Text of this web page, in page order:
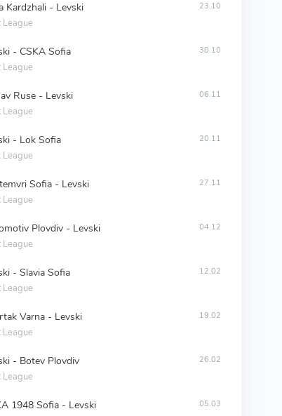
Kardzhali - Levski
League
23.10
- CSKA Sofia
League
30.10
Ruse - Levski
League
06.11
- Lok Sofia
League
20.11
Sofia - Levski
League
27.11
Plovdiv - Levski
League
04.12
- Slavia Sofia
League
12.02
Varna - Levski
League
19.02
- Botev Plovdiv
League
26.02
1948 Sofia - Levski 05.03